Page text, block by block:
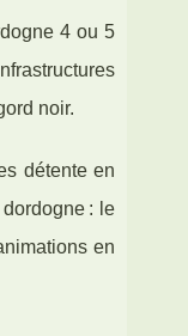
4 ou 5
noir.
détente en
: le
en